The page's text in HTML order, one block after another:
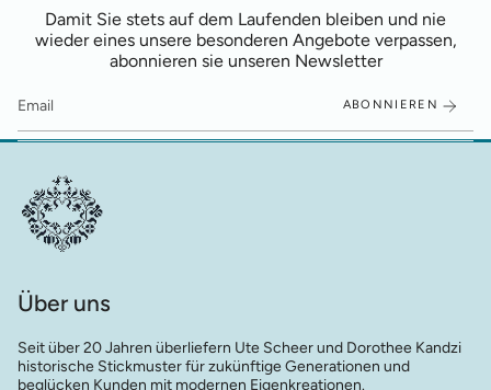
Damit Sie stets auf dem Laufenden bleiben und nie
wieder eines unsere besonderen Angebote verpassen,
abonnieren sie unseren Newsletter
ABONNIEREN
Über uns
Seit über 20 Jahren überliefern Ute Scheer und Dorothee Kandzi
historische Stickmuster für zukünftige Generationen und
beglücken Kunden mit modernen Eigenkreationen.